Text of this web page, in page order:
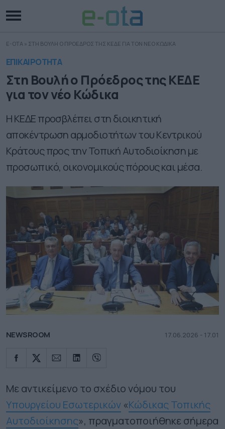
E-OTA » ΣΤΗ ΒΟΥΛΗ Ο ΠΡΟΕΔΡΟΣ ΤΗΣ ΚΕΔΕ ΓΙΑ ΤΟΝ ΝΕΟ ΚΩΔΙΚΑ
ΕΠΙΚΑΙΡΟΤΗΤΑ
Στη Βουλή ο Πρόεδρος της ΚΕΔΕ
για τον νέο Κώδικα
Η ΚΕΔΕ προσβλέπει στη διοικητική
αποκέντρωση αρμοδιοτήτων του Κεντρικού
Κράτους προς την Τοπική Αυτοδιοίκηση με
προσωπικό, οικονομικούς πόρους και μέσα.
NEWSROOM 17.06.2026 - 17.01
Με αντικείμενο το σχέδιο νόμου του
Υπουργείου Εσωτερικών «Κώδικας Τοπικής
Αυτοδιοίκησης», πραγματοποιήθηκε σήμερα